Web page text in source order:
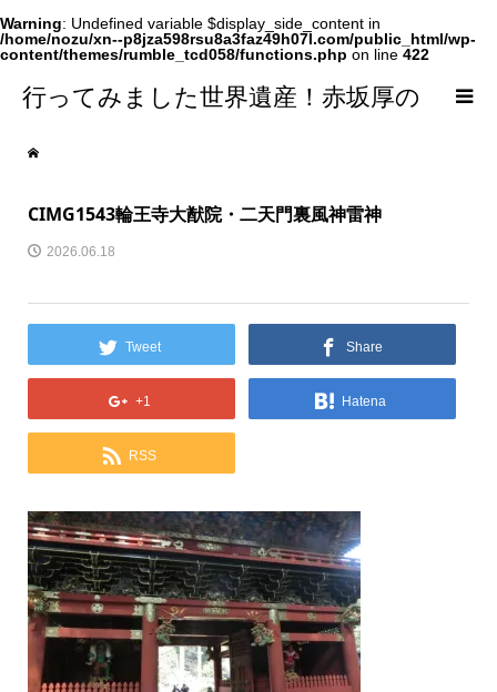
Warning: Undefined variable $display_side_content in
/home/nozu/xn--p8jza598rsu8a3faz49h07l.com/public_html/wp-
content/themes/rumble_tcd058/functions.php on line 422
行ってみました世界遺産！赤坂厚の
world Heritage
CIMG1543輪王寺大猷院・二天門裏風神雷神
2026.06.18
Tweet Share
+1 Hatena
RSS